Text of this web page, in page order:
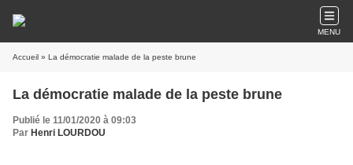
MENU
Accueil » La démocratie malade de la peste brune
La démocratie malade de la peste brune
Publié le 11/01/2020 à 09:03
Par Henri LOURDOU